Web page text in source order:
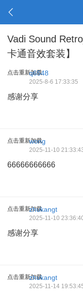
Vadi Sound
卡通音效套装】
点击重新加载
q6548
2025-8-6 17:33:35
感谢分享
点击重新加载
wong
2025-11-10
66666666666
点击重新加载zhukangt
2025-11-10
感谢分享
点击重新加载zhukangt
2025-11-14